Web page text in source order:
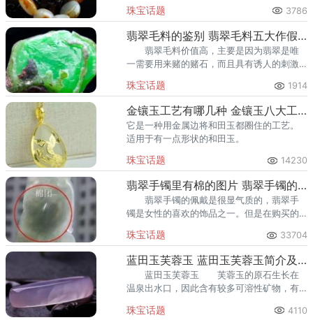
下面我们就来看看和田玉籽料怎么盘？
珠宝话题 3786
翡翠毛料的鉴别 翡翠毛料五大作假手法不可不知
翡翠毛料价值高，主要是因为翡翠是唯
一需要用来赌的赌石，而且具有诱人的刺激
翡翠毛料造假，在市场上肆意欺诈，从而获
得盈利。
珠宝话题 1914
金镶玉工艺有哪几种 金镶玉八大工艺
它是一种用金属边将和田玉都圈住的工艺。
适用于有一点形状的和田玉。
珠宝话题 14230
翡翠手镯里有棉的图片 翡翠手镯的棉絮是什么
翡翠手镯的佩戴是很显气质的，翡翠手
镯是女性的喜欢的饰品之一。但是在购买的
的，那么，翡翠手镯里面的棉絮是什么呢？
珠宝话题 33704
蓝田玉芙蓉玉 蓝田玉芙蓉玉简介及价格
蓝田玉芙蓉玉 芙蓉玉的原石生长在
温泉出水口，因此含有较多可溶性矿物，有
爱情的宝石。
珠宝话题 4110